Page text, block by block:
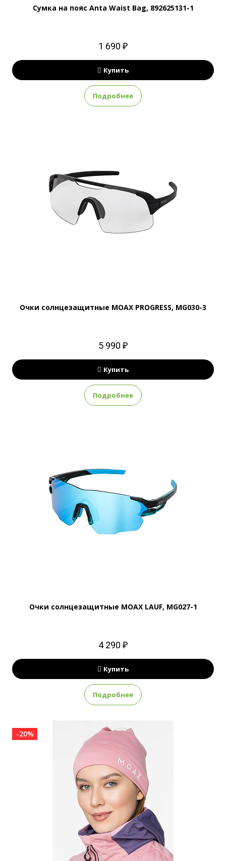
Сумка на пояс Anta Waist Bag, 892625131-1
1 690 ₽
Купить
Подробнее
Очки солнцезащитные MOAX PROGRESS, MG030-3
5 990 ₽
Купить
Подробнее
Очки солнцезащитные MOAX LAUF, MG027-1
4 290 ₽
Купить
Подробнее
-20%